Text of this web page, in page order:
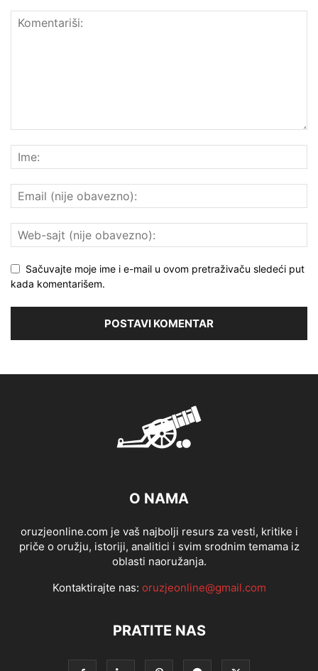
Sačuvajte moje ime i e-mail u ovom pretraživaču sledeći put
kada komentarišem.
O NAMA
oruzjeonline.com je vaš najbolji resurs za vesti, kritike i
priče o oružju, istoriji, analitici i svim srodnim temama iz
oblasti naoružanja.
Kontaktirajte nas: oruzjeonline@gmail.com
PRATITE NAS